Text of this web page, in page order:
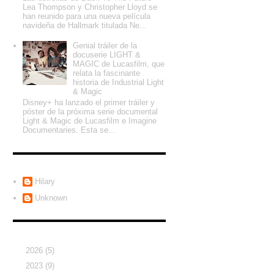
Lea Thompson y Christopher Lloyd se
han reunido para una nueva película
navideña de Hallmark titulada Ne...
Genial tráiler de la
docuserie LIGHT &
MAGIC de Lucasfilm, que
relata la fascinante
historia de Industrial Light
& Magic
Disney+ ha lanzado el primer tráiler y
póster de la próxima serie documental
Light & Magic de Lucasfilm e Imagine
Documentaries. Esta se...
Hilary
Unknown
2026 (5)
2023 (9)